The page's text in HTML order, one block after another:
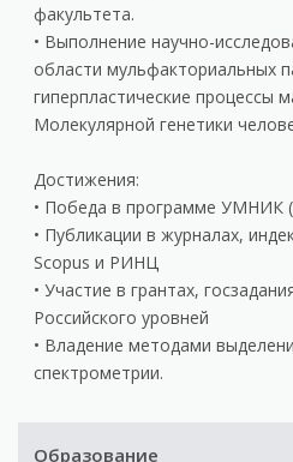
факультета.
• Выполнение научно-
области мульфакториальных
гиперпластические
Молекулярной генетики
Достижения:
• Победа в программе УМНИК
• Публикации в журналах,
Scopus и РИНЦ
• Участие в грантах,
Российского уровней
• Владение методами
спектрометрии.
Образование